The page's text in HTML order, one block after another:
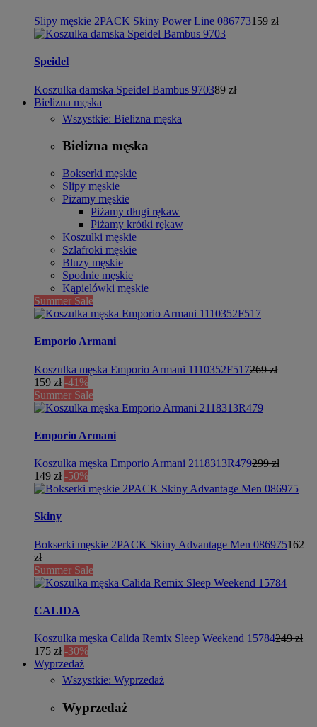
Slipy męskie 2PACK Skiny Power Line 086773159 zł
Speidel
Koszulka damska Speidel Bambus 970389 zł
Bielizna męska
Wszystkie: Bielizna męska
Bielizna męska
Bokserki męskie
Slipy męskie
Piżamy męskie
Piżamy długi rękaw
Piżamy krótki rękaw
Koszulki męskie
Szlafroki męskie
Bluzy męskie
Spodnie męskie
Kąpielówki męskie
Summer Sale
Emporio Armani
Koszulka męska Emporio Armani 1110352F517269 zł
159 zł -41%
Summer Sale
Emporio Armani
Koszulka męska Emporio Armani 2118313R479299 zł
149 zł -50%
Skiny
Bokserki męskie 2PACK Skiny Advantage Men 086975162
zł
Summer Sale
CALIDA
Koszulka męska Calida Remix Sleep Weekend 15784249 zł
175 zł -30%
Wyprzedaż
Wszystkie: Wyprzedaż
Wyprzedaż